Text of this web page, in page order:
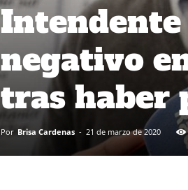
Intendente
negativo
tras haber
Por Brisa Cardenas - 21 de marzo de 2020